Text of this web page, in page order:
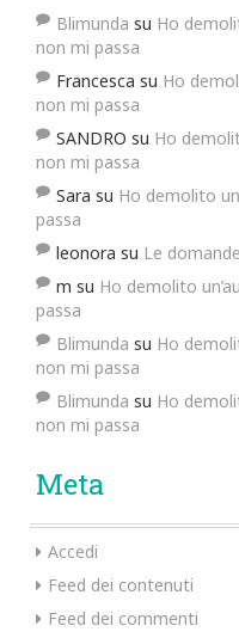
Blimunda su Ho
non mi passa
Francesca su Ho
non mi passa
SANDRO su Ho
non mi passa
Sara su Ho demolito
passa
leonora su Le
m su Ho demolito
passa
Blimunda su Ho
non mi passa
Blimunda su Ho
non mi passa
Meta
Accedi
Feed dei contenuti
Feed dei commenti